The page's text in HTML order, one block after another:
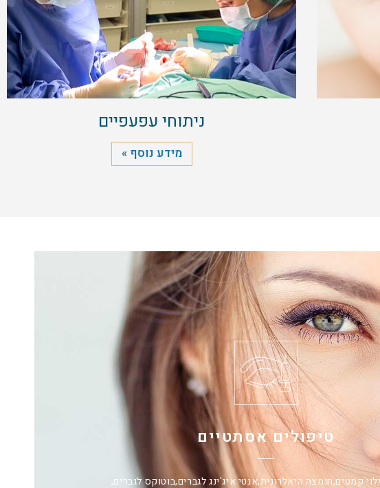
ניתוחי עפעפיים
מידע נוסף »
טיפולים אסתטיים
קמטים,חומצה היאלרונית,אנטי איג'ינג לגברים,בוטוקס לגברים,